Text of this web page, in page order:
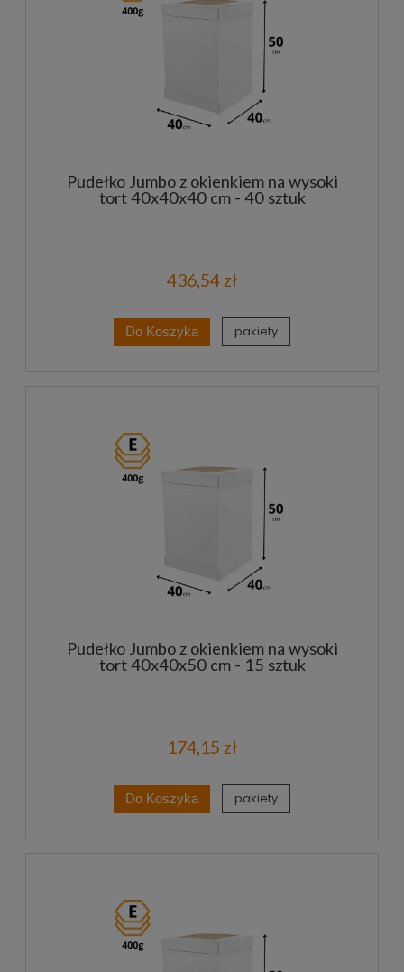
Pudełko Jumbo z okienkiem na wysoki
tort 40x40x40 cm - 40 sztuk
436,54 zł
Do Koszyka pakiety
Pudełko Jumbo z okienkiem na wysoki
tort 40x40x50 cm - 15 sztuk
174,15 zł
Do Koszyka pakiety